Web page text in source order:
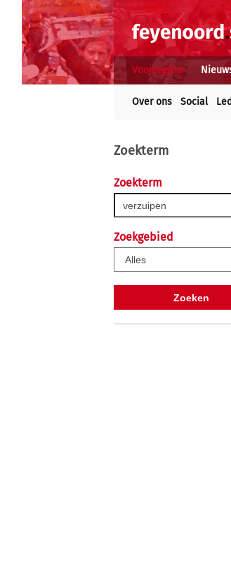
Voorpagina
Over ons Social
Zoekterm
Zoekterm
Zoekgebied